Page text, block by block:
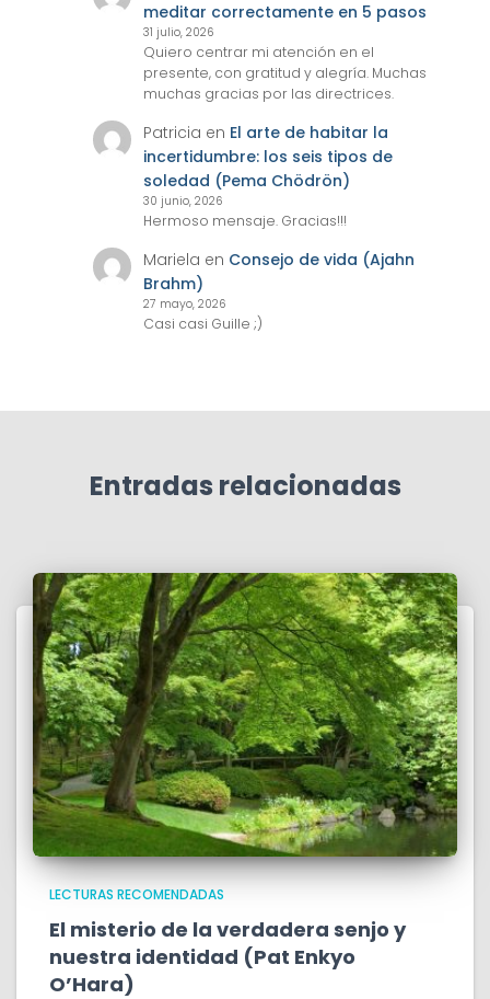
meditar correctamente en 5 pasos
31 julio, 2026
Quiero centrar mi atención en el
presente, con gratitud y alegría. Muchas
muchas gracias por las directrices.
Patricia en El arte de habitar la
incertidumbre: los seis tipos de
soledad (Pema Chödrön)
30 junio, 2026
Hermoso mensaje. Gracias!!!
Mariela en Consejo de vida (Ajahn
Brahm)
27 mayo, 2026
Casi casi Guille ;)
Entradas relacionadas
LECTURAS RECOMENDADAS
El misterio de la verdadera senjo y
nuestra identidad (Pat Enkyo
O’Hara)